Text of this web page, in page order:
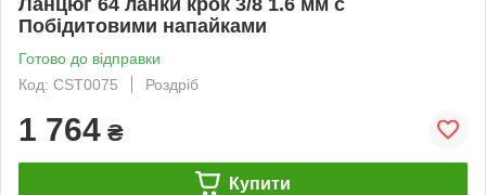
Побідитовими напайками
Готово до відправки
Код: CST0075
Роздріб
1 764 ₴
Купити